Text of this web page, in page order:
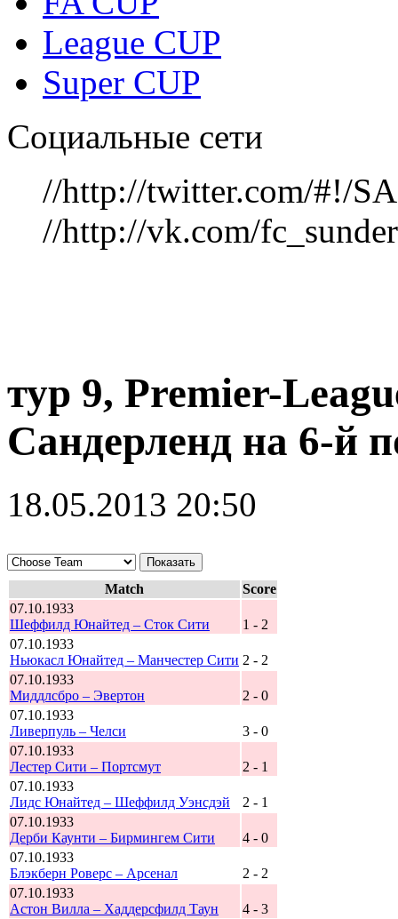
League CUP
Super CUP
Социальные сети
//http://twitter.com/#!/
//http://vk.com/
тур 9, Рremier-
Сандерленд на 6-й
18.05.2013 20:50
Match
Score
07.10.1933
Шеффилд Юнайтед – Сток Сити
1 - 2
07.10.1933
Ньюкасл Юнайтед – Манчестер Сити 2 - 2
07.10.1933
Миддлсбро – Эвертон
2 - 0
07.10.1933
Ливерпуль – Челси
3 - 0
07.10.1933
Лестер Сити – Портсмут
2 - 1
07.10.1933
Лидс Юнайтед – Шеффилд Уэнсдэй
2 - 1
07.10.1933
Дерби Каунти – Бирмингем Сити
4 - 0
07.10.1933
Блэкберн Роверс – Арсенал
2 - 2
07.10.1933
Астон Вилла – Хаддерсфилд Таун
4 - 3